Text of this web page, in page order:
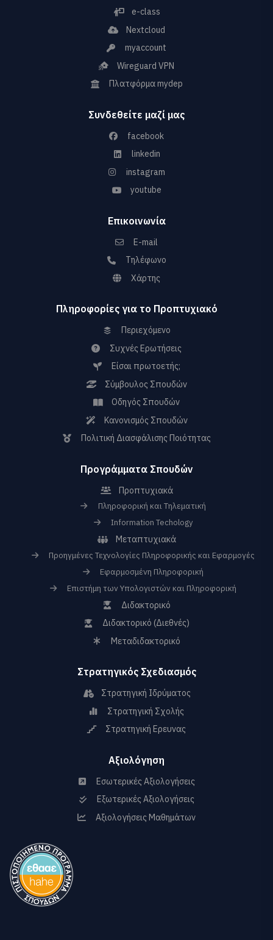
e-class
Nextcloud
myaccount
Wireguard VPN
Πλατφόρμα mydep
Συνδεθείτε μαζί μας
facebook
linkedin
instagram
youtube
Επικοινωνία
E-mail
Τηλέφωνο
Χάρτης
Πληροφορίες για το Προπτυχιακό
Περιεχόμενο
Συχνές Ερωτήσεις
Είσαι πρωτοετής;
Σύμβουλος Σπουδών
Οδηγός Σπουδών
Κανονισμός Σπουδών
Πολιτική Διασφάλισης Ποιότητας
Προγράμματα Σπουδών
Προπτυχιακά
Πληροφορική και Τηλεματική
Information Techology
Μεταπτυχιακά
Προηγμένες Τεχνολογίες Πληροφορικής και Εφαρμογές
Εφαρμοσμένη Πληροφορική
Επιστήμη των Υπολογιστών και Πληροφορική
Διδακτορικό
Διδακτορικό (Διεθνές)
Μεταδιδακτορικό
Στρατηγικός Σχεδιασμός
Στρατηγική Ιδρύματος
Στρατηγική Σχολής
Στρατηγική Ερευνας
Αξιολόγηση
Εσωτερικές Αξιολογήσεις
Εξωτερικές Αξιολογήσεις
Αξιολογήσεις Μαθημάτων